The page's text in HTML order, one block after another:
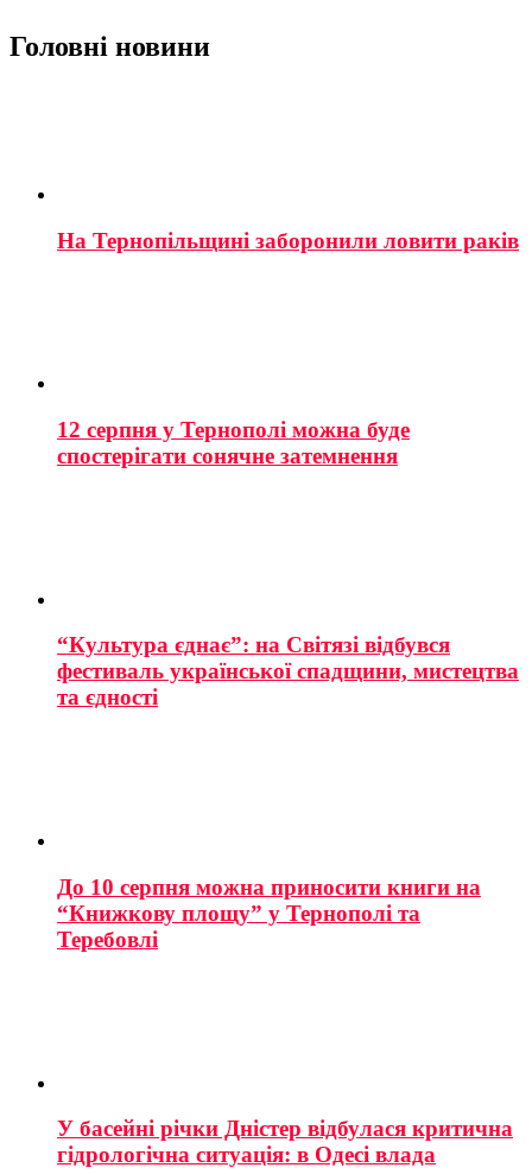
Головні новини
На Тернопільщині заборонили ловити раків
12 серпня у Тернополі можна буде
спостерігати сонячне затемнення
“Культура єднає”: на Світязі відбувся
фестиваль української спадщини, мистецтва
та єдності
До 10 серпня можна приносити книги на
“Книжкову площу” у Тернополі та
Теребовлі
У басейні річки Дністер відбулася критична
гідрологічна ситуація: в Одесі влада